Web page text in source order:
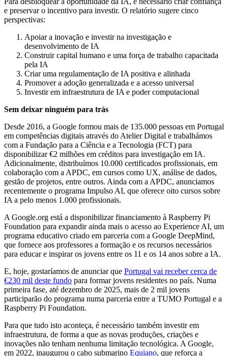
e preservar o incentivo para investir. O relatório sugere cinco
perspectivas:
Apoiar a inovação e investir na investigação e
desenvolvimento de IA
Construir capital humano e uma força de trabalho capacitada
pela IA
Criar uma regulamentação de IA positiva e alinhada
Promover a adoção generalizada e a acesso universal
Investir em infraestrutura de IA e poder computacional
Sem deixar ninguém para trás
Desde 2016, a Google formou mais de 135.000 pessoas em Portugal
em competências digitais através do Atelier Digital e trabalhámos
com a Fundação para a Ciência e a Tecnologia (FCT) para
disponibilizar €2 milhões em créditos para investigação em IA.
Adicionalmente, distribuímos 10.000 certificados profissionais, em
colaboração com a APDC, em cursos como UX, análise de dados,
gestão de projetos, entre outros. Ainda com a APDC, anunciamos
recentemente o programa Impulso AI, que oferece oito cursos sobre
IA a pelo menos 1.000 profissionais.
A Google.org está a disponibilizar financiamento à Raspberry Pi
Foundation para expandir ainda mais o acesso ao Experience AI, um
programa educativo criado em parceria com a Google DeepMind,
que fornece aos professores a formação e os recursos necessários
para educar e inspirar os jovens entre os 11 e os 14 anos sobre a IA.
E, hoje, gostaríamos de anunciar que Portugal vai receber cerca de
€230 mil deste fundo para formar jovens residentes no país. Numa
primeira fase, até dezembro de 2025, mais de 2 mil jovens
participarão do programa numa parceria entre a TUMO Portugal e a
Raspberry Pi Foundation.
Para que tudo isto aconteça, é necessário também investir em
infraestrutura, de forma a que as novas produções, criações e
inovações não tenham nenhuma limitação tecnológica. A Google,
em 2022, inaugurou o cabo submarino Equiano, que reforça a